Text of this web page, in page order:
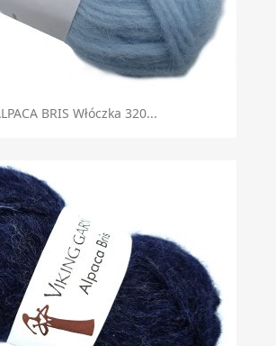
BRIS Włóczka 320...